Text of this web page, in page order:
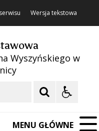
Wersja tekstowa
Wyszyńskiego w
MENU GŁÓWNE